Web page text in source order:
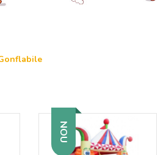
NOU